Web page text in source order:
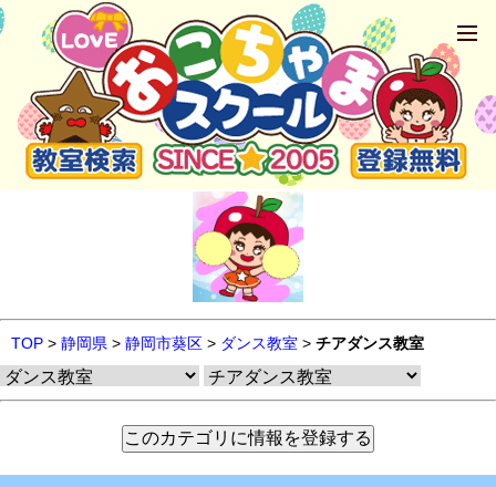
TOP > 静岡県 > 静岡市葵区 > ダンス教室 > チアダンス教室